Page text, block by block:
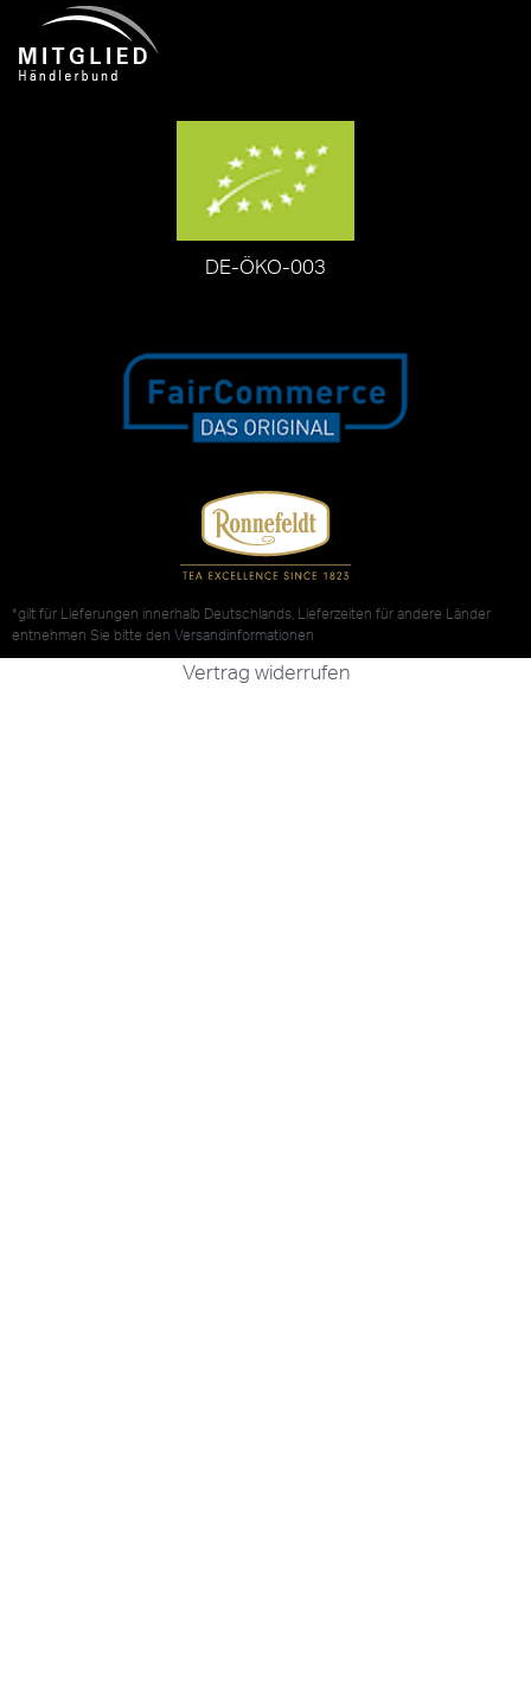
DE-ÖKO-003
*gilt für Lieferungen innerhalb Deutschlands, Lieferzeiten für andere Länder
entnehmen Sie bitte den Versandinformationen
Vertrag widerrufen